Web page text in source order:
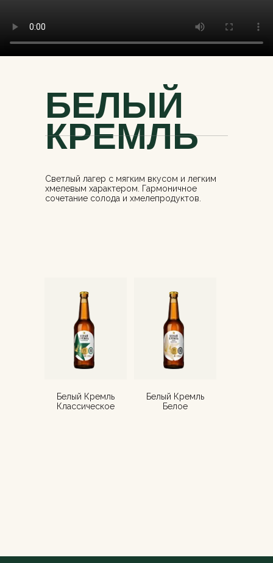
БЕЛЫЙ
КРЕМЛЬ
Светлый лагер с мягким вкусом и легким
хмелевым характером. Гармоничное
сочетание солода и хмелепродуктов.
Белый Кремль
Классическое
Белый Кремль
Белое